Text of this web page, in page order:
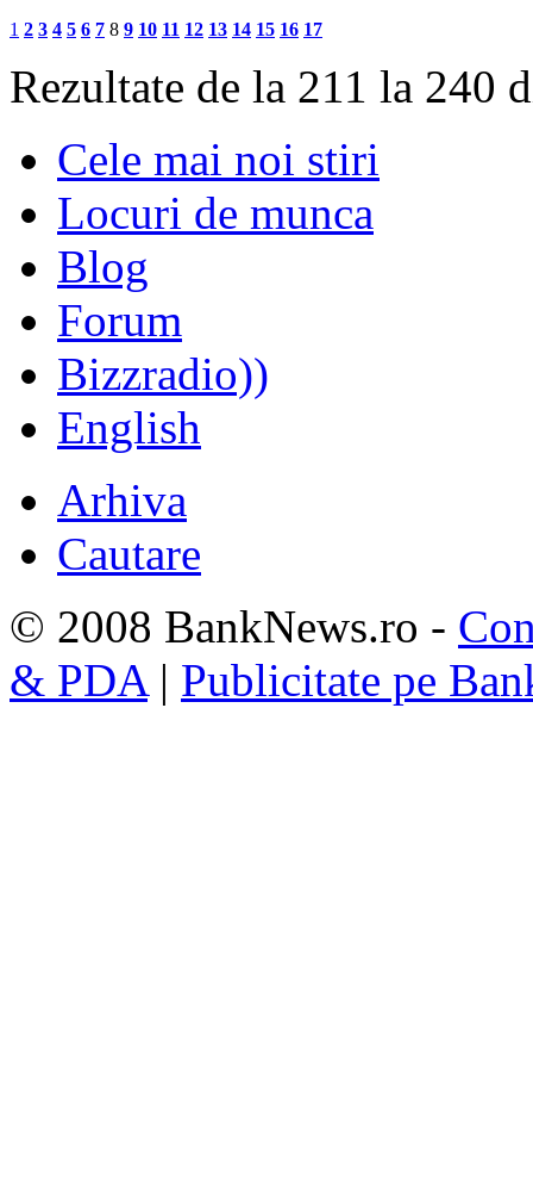
1 2 3 4 5 6 7 8 9 10 11 12 13 14 15 16 17
Rezultate de la 211 la 240
Cele mai noi stiri
Locuri de munca
Blog
Forum
Bizzradio))
English
Arhiva
Cautare
© 2008 BankNews.ro -
& PDA| Publicitate pe